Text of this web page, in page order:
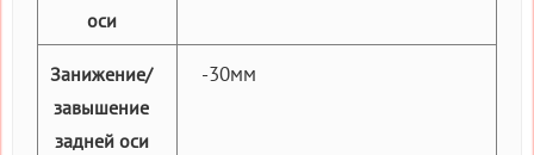
оси
Занижение/
завышение
задней оси
-30мм